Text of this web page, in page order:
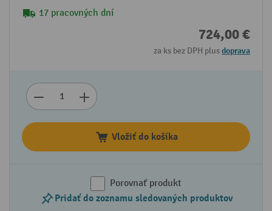
17 pracovných dní
724,00 €
za ks bez DPH plusdoprava
Vložiť do košíka
Porovnať produkt
Pridať do zoznamu sledovaných produktov